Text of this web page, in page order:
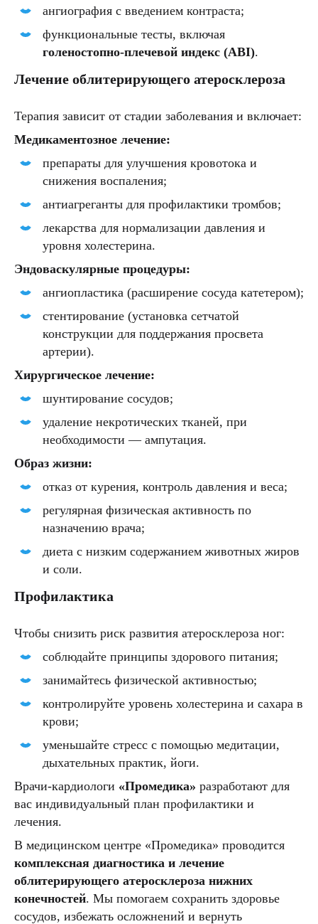
ангиография с введением контраста;
функциональные тесты, включая
голеностопно-плечевой индекс (ABI).
Лечение облитерирующего атеросклероза
Терапия зависит от стадии заболевания и включает:
Медикаментозное лечение:
препараты для улучшения кровотока и
снижения воспаления;
антиагреганты для профилактики тромбов;
лекарства для нормализации давления и
уровня холестерина.
Эндоваскулярные процедуры:
ангиопластика (расширение сосуда катетером);
стентирование (установка сетчатой
конструкции для поддержания просвета
артерии).
Хирургическое лечение:
шунтирование сосудов;
удаление некротических тканей, при
необходимости — ампутация.
Образ жизни:
отказ от курения, контроль давления и веса;
регулярная физическая активность по
назначению врача;
диета с низким содержанием животных жиров
и соли.
Профилактика
Чтобы снизить риск развития атеросклероза ног:
соблюдайте принципы здорового питания;
занимайтесь физической активностью;
контролируйте уровень холестерина и сахара в
крови;
уменьшайте стресс с помощью медитации,
дыхательных практик, йоги.
Врачи-кардиологи «Промедика» разработают для
вас индивидуальный план профилактики и
лечения.
В медицинском центре «Промедика» проводится
комплексная диагностика и лечение
облитерирующего атеросклероза нижних
конечностей. Мы помогаем сохранить здоровье
сосудов, избежать осложнений и вернуть